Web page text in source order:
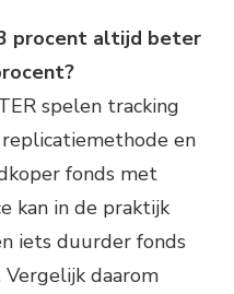
procent altijd beter
spelen tracking
en
fonds met
kan in de praktijk
iets duurder fonds
daarom